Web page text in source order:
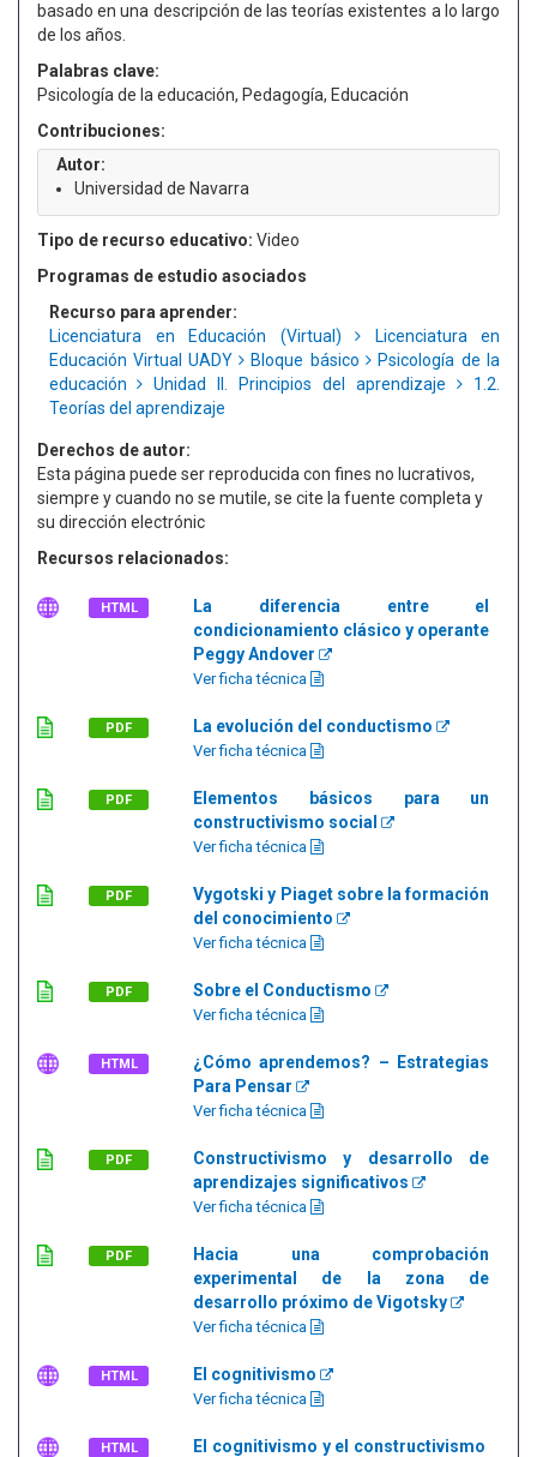
basado en una descripción de las teorías existentes a lo largo
de los años.
Palabras clave:
Psicología de la educación, Pedagogía, Educación
Contribuciones:
Autor:
Universidad de Navarra
Tipo de recurso educativo: Video
Programas de estudio asociados
Recurso para aprender:
Licenciatura en Educación (Virtual)
Licenciatura en
Educación Virtual UADY
Bloque básico
Psicología de la
educación
Unidad II. Principios del aprendizaje
1.2.
Teorías del aprendizaje
Derechos de autor:
Esta página puede ser reproducida con fines no lucrativos,
siempre y cuando no se mutile, se cite la fuente completa y
su dirección electrónic
Recursos relacionados:
HTML
La diferencia entre el
condicionamiento clásico y operante
Peggy Andover
Ver ficha técnica
PDF La evolución del conductismo
Ver ficha técnica
PDF
Elementos básicos para un
constructivismo social
Ver ficha técnica
PDF
Vygotski y Piaget sobre la formación
del conocimiento
Ver ficha técnica
PDF Sobre el Conductismo
Ver ficha técnica
HTML
¿Cómo aprendemos? – Estrategias
Para Pensar
Ver ficha técnica
PDF
Constructivismo y desarrollo de
aprendizajes significativos
Ver ficha técnica
PDF
Hacia una comprobación
experimental de la zona de
desarrollo próximo de Vigotsky
Ver ficha técnica
HTML El cognitivismo
Ver ficha técnica
HTML El cognitivismo y el constructivismo